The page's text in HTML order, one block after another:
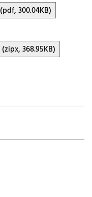
(pdf, 300.04KB)
(zipx, 368.95KB)